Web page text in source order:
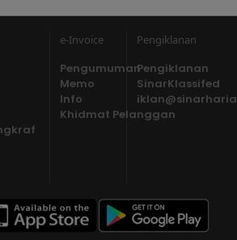
e-Invoice
Pengumuman
Memo
Info
Khidmat Pelanggan
Pengiklanan
Pengiklanan
SinarKlassifed